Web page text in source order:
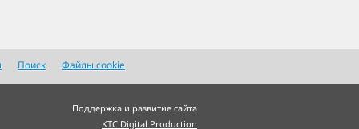
Поиск Файлы cookie
Поддержка и развитие сайта
KTC Digital Production